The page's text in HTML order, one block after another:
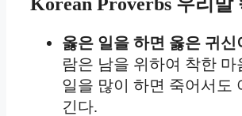
옳은 일을 하면 옳은 귀신
람은 남을 위하여 착한 마
일을 많이 하면 죽어서도
긴다.